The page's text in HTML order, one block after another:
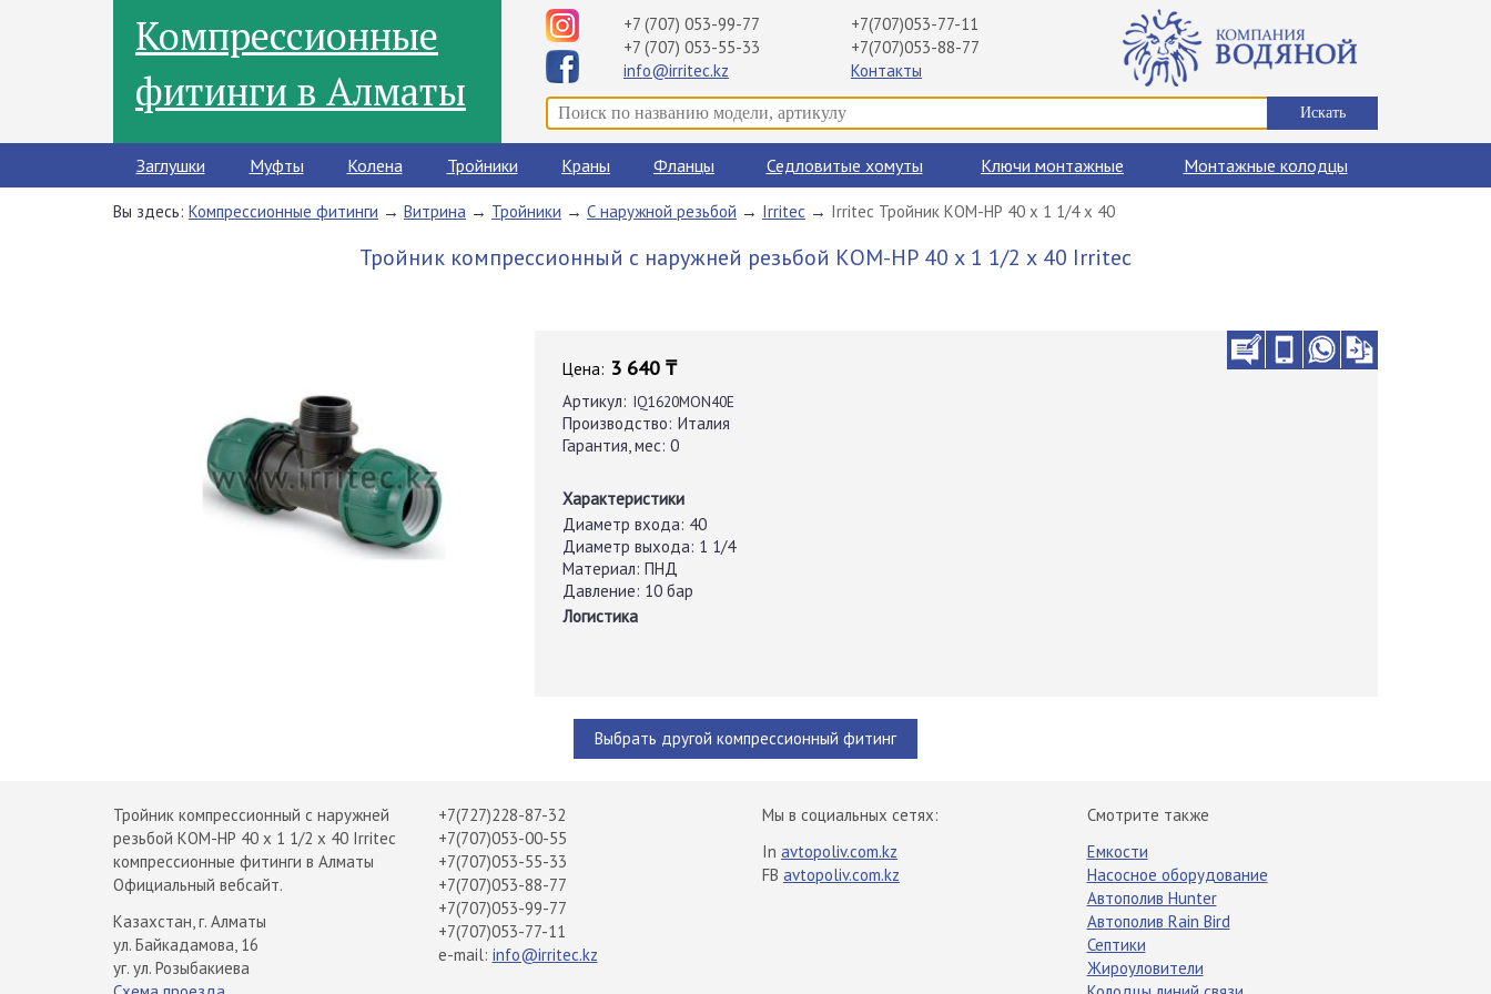
Компрессионные
фитинги в Алматы
+7 (707) 053-99-77
+7 (707) 053-55-33
info@irritec.kz
+7(707)053-77-11
+7(707)053-88-77
Контакты
Заглушки Муфты Колена Тройники Краны Фланцы Седловитые хомуты Ключи монтажные Монтажные колодцы
Вы здесь: Компрессионные фитинги → Витрина → Тройники → С наружной резьбой → Irritec → Irritec Тройник КОМ-НР 40 х 1 1/4 х 40
Тройник компрессионный с наружней резьбой КОМ-НР 40 х 1 1/2 х 40 Irritec
Цена: 3 640 ₸
Артикул: IQ1620MON40E
Производство: Италия
Гарантия, мес: 0
Характеристики
Диаметр входа: 40
Диаметр выхода: 1 1/4
Материал: ПНД
Давление: 10 бар
Логистика
Выбрать другой компрессионный фитинг
Тройник компрессионный с наружней
резьбой КОМ-НР 40 х 1 1/2 х 40 Irritec
компрессионные фитинги в Алматы
Официальный вебсайт.
Казахстан, г. Алматы
ул. Байкадамова, 16
уг. ул. Розыбакиева
+7(727)228-87-32
+7(707)053-00-55
+7(707)053-55-33
+7(707)053-88-77
+7(707)053-99-77
+7(707)053-77-11
e-mail: info@irritec.kz
Мы в социальных сетях:
In avtopoliv.com.kz
FB avtopoliv.com.kz
Смотрите также
Емкости
Насосное оборудование
Автополив Hunter
Автополив Rain Bird
Септики
Жироуловители